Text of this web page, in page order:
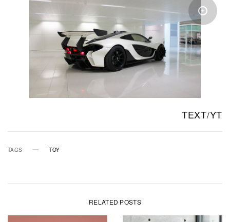
TEXT/YT
TAGS TOY
RELATED POSTS